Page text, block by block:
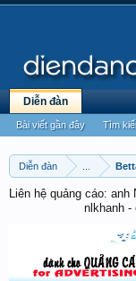
Diễn đàn
Liên hệ quảng cáo: anh
nlkhanh -
Diễn đàn
Bài viết gần đây Tìm